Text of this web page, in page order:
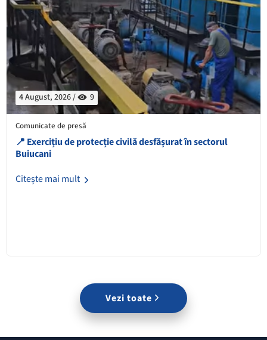
4 August, 2026 / 9
Comunicate de presă
📍 Exercițiu de protecție civilă desfășurat în sectorul
Buiucani
Citește mai mult
Vezi toate